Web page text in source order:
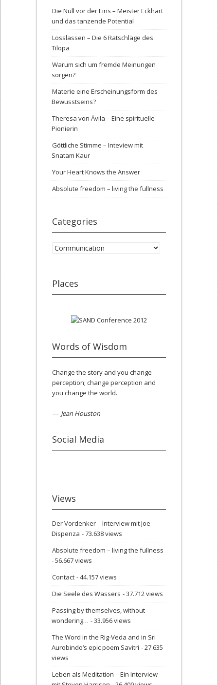
Die Null vor der Eins – Meister Eckhart
und das tanzende Potential
Losslassen – Die 6 Ratschläge des
Tilopa
Warum sich um fremde Meinungen
sorgen?
Materie eine Erscheinungsform des
Bewusstseins?
Theresa von Ávila – Eine spirituelle
Pionierin
Göttliche Stimme – Inteview mit
Snatam Kaur
Your Heart Knows the Answer
Absolute freedom – living the fullness
Categories
Categories
Places
Words of Wisdom
Change the story and you change
perception; change perception and
you change the world.
— Jean Houston
Social Media
Views
Der Vordenker – Interview mit Joe
Dispenza - 73.638 views
Absolute freedom – living the fullness
- 56.667 views
Contact - 44.157 views
Die Seele des Wassers - 37.712 views
Passing by themselves, without
wondering… - 33.956 views
The Word in the Rig-Veda and in Sri
Aurobindo‘s epic poem Savitri - 27.635
views
Leben als Meditation – Ein Interview